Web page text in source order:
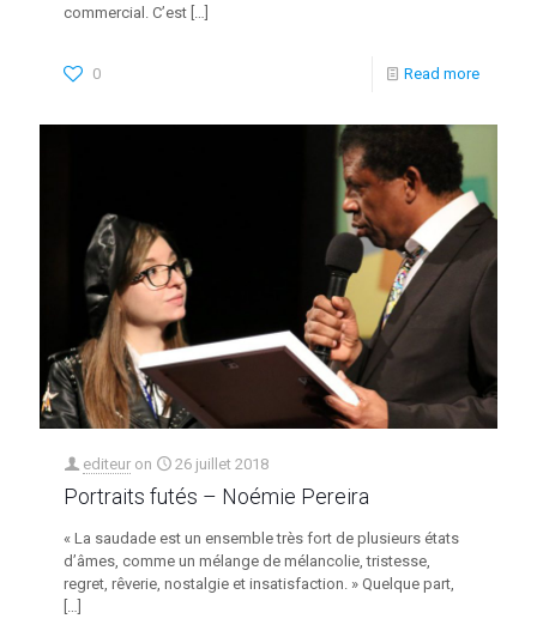
commercial. C’est […]
0 Read more
editeur on 26 juillet 2018
Portraits futés – Noémie Pereira
« La saudade est un ensemble très fort de plusieurs états
d’âmes, comme un mélange de mélancolie, tristesse,
regret, rêverie, nostalgie et insatisfaction. » Quelque part,
[…]